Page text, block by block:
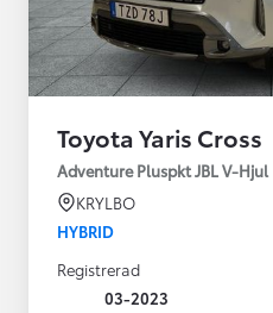
Toyota Yaris Cross
Adventure Pluspkt JBL V-Hjul
KRYLBO
HYBRID
Registrerad
03-2023